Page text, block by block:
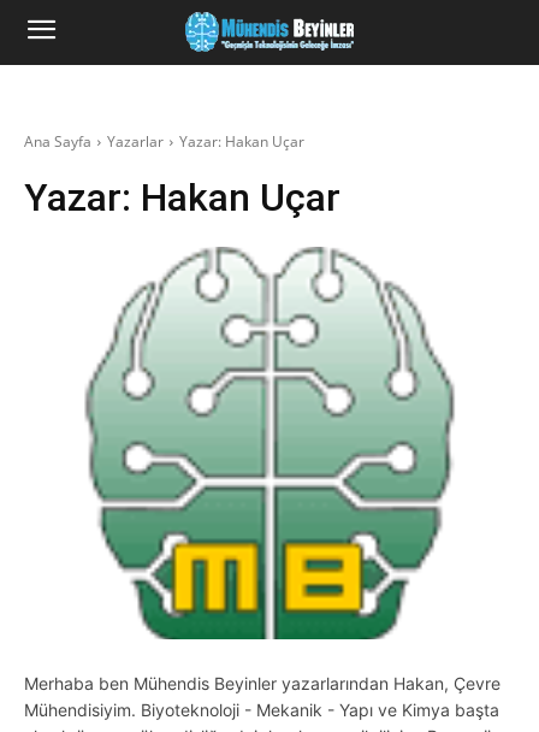
Ana Sayfa Yazarlar Yazar: Hakan Uçar
Yazar: Hakan Uçar
Merhaba ben Mühendis Beyinler yazarlarından Hakan, Çevre
Mühendisiyim. Biyoteknoloji - Mekanik - Yapı ve Kimya başta